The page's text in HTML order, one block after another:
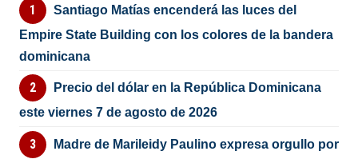
Santiago Matías encenderá las luces del
Empire State Building con los colores de la bandera
dominicana
Precio del dólar en la República Dominicana
este viernes 7 de agosto de 2026
Madre de Marileidy Paulino expresa orgullo por